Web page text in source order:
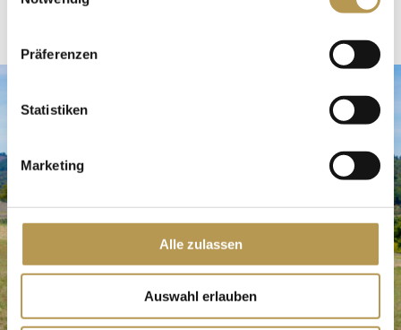
Präferenzen
Statistiken
Marketing
Alle zulassen
Auswahl erlauben